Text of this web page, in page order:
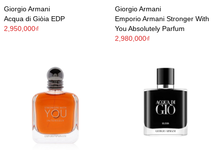
Giorgio Armani
Acqua di Giòia EDP
2,950,000₫
Giorgio Armani
Emporio Armani Stronger With
You Absolutely Parfum
2,980,000₫